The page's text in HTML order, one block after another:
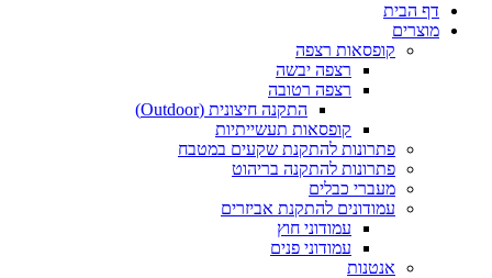
דף הבית
מוצרים
קופסאות רצפה
רצפה יבשה
רצפה רטובה
התקנה חיצונית (Outdoor)
קופסאות תעשייתיות
פתרונות להתקנת שקעים במטבח
פתרונות להתקנה בריהוט
מעברי כבלים
עמודונים להתקנת אביזרים
עמודוני חוץ
עמודוני פנים
אנטנות